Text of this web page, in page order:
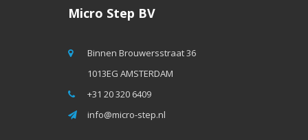
Micro Step BV
Binnen Brouwersstraat 36
1013EG AMSTERDAM
+31 20 320 6409
info@micro-step.nl